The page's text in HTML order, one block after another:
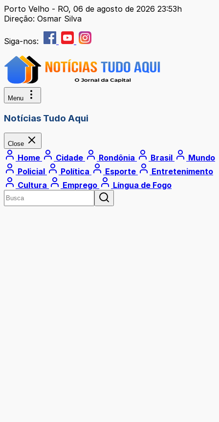
Porto Velho - RO, 06 de agosto de 2026 23:53h
Direção: Osmar Silva
Siga-nos:
Menu
Notícias Tudo Aqui
Close
Home Cidade Rondônia Brasil
Mundo
Policial
Política Esporte
Entretenimento
Cultura
Emprego Língua de Fogo